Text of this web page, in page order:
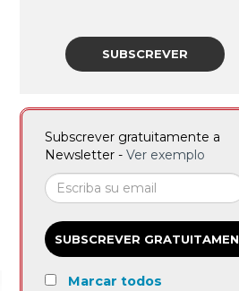
SUBSCREVER
Subscrever gratuitamente a
Newsletter - Ver exemplo
SUBSCREVER
Marcar todos